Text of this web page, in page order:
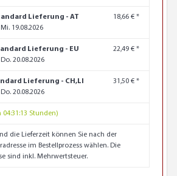
Lieferung - AT
18,66 € *
19.08.2026
Lieferung - EU
22,49 € *
20.08.2026
Lieferung - CH,LI
31,50 € *
20.08.2026
Stunden)
die Lieferzeit können Sie nach der
im Bestellprozess wählen. Die
sind inkl. Mehrwertsteuer.